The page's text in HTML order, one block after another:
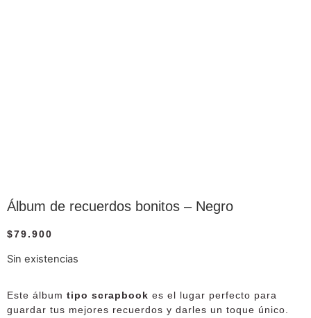
Álbum de recuerdos bonitos – Negro
$79.900
Sin existencias
Este álbum tipo scrapbook es el lugar perfecto para
guardar tus mejores recuerdos y darles un toque único.